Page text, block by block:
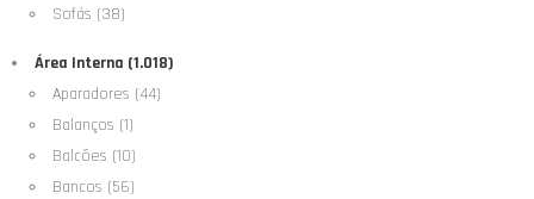
Sofás (38)
Área Interna (1.018)
Aparadores (44)
Balanços (1)
Balcões (10)
Bancos (56)